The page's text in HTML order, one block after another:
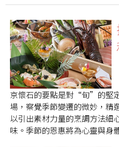
京懷石的要點是對“旬”的堅
場，察覺季節變遷的微妙，精
以引出素材力量的烹調方法細
味。季節的恩惠將為心靈與身